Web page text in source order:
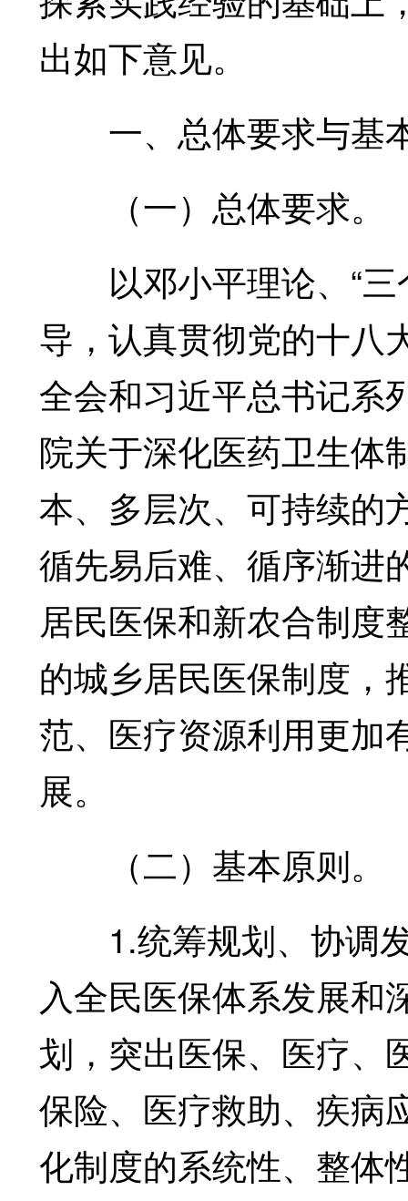
出如下意见。
一、总体要求与基
（一）总体要求。
以邓小平理论、“三
导，认真贯彻党的十八
全会和习近平总书记系
院关于深化医药卫生体
本、多层次、可持续的
循先易后难、循序渐进
居民医保和新农合制度
的城乡居民医保制度，
范、医疗资源利用更加
展。
（二）基本原则。
1.统筹规划、协调发
入全民医保体系发展和
划，突出医保、医疗、
保险、医疗救助、疾病
化制度的系统性、整体